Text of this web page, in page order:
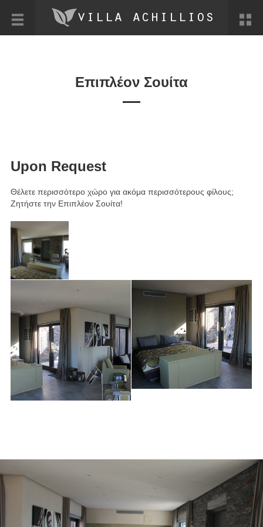
Επιπλέον Σουίτα
Upon Request
Θέλετε περισσότερο χώρο για ακόμα περισσότερους φίλους;
Ζητήστε την Επιπλέον Σουίτα!